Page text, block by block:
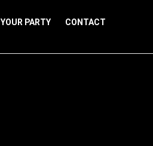
YOUR PARTY CONTACT